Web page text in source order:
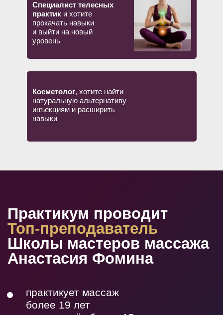
Косметолог, хотите найти
натуральную альтернативу
инъекциям и расширить
навыки
Специалист телесных
практик и хотите
прокачать навыки
и выйти на новый
уровень